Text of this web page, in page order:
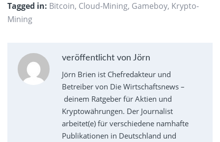
Tagged in: Bitcoin, Cloud-Mining, Gameboy, Krypto-
Mining
veröffentlicht von Jörn
Jörn Brien ist Chefredakteur und
Betreiber von Die Wirtschaftsnews –
deinem Ratgeber für Aktien und
Kryptowährungen. Der Journalist
arbeitet(e) für verschiedene namhafte
Publikationen in Deutschland und